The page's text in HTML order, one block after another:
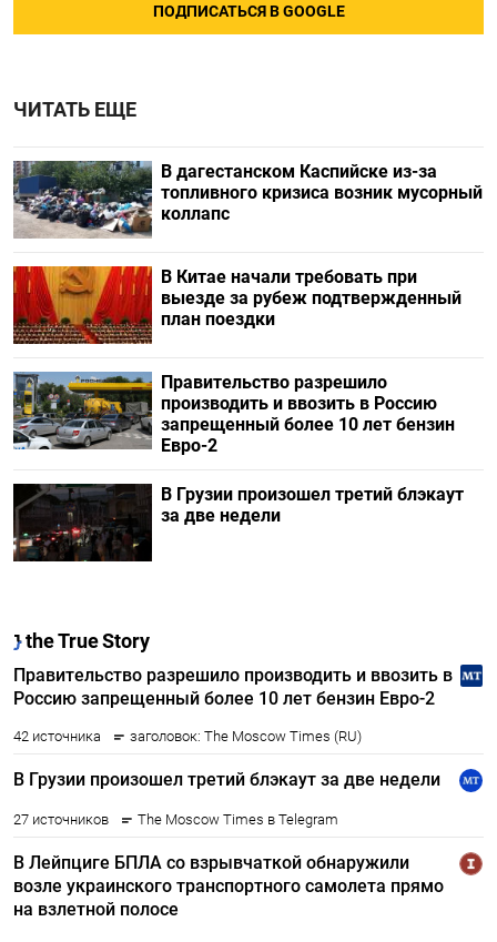
ПОДПИСАТЬСЯ В GOOGLE
ЧИТАТЬ ЕЩЕ
В дагестанском Каспийске из-за
топливного кризиса возник мусорный
коллапс
В Китае начали требовать при
выезде за рубеж подтвержденный
план поездки
Правительство разрешило
производить и ввозить в Россию
запрещенный более 10 лет бензин
Евро-2
В Грузии произошел третий блэкаут
за две недели